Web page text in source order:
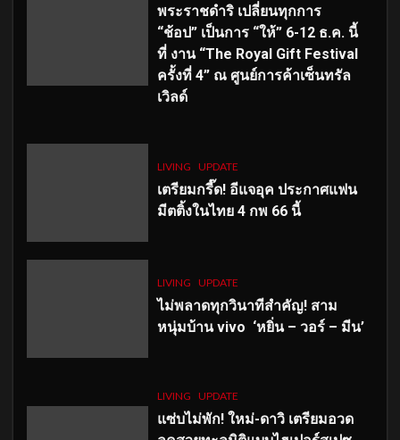
พระราชดำริ เปลี่ยนทุกการ
“ช้อป” เป็นการ “ให้” 6-12 ธ.ค. นี้
ที่ งาน “The Royal Gift Festival
ครั้งที่ 4” ณ ศูนย์การค้าเซ็นทรัล
เวิลด์
LIVING UPDATE
เตรียมกรี๊ด! อีแจอุค ประกาศแฟน
มีตติ้งในไทย 4 กพ 66 นี้
LIVING UPDATE
ไม่พลาดทุกวินาทีสำคัญ! สาม
หนุ่มบ้าน vivo ‘หยิ่น – วอร์ – มีน’
LIVING UPDATE
แซ่บไม่พัก! ใหม่-ดาวิ เตรียมอวด